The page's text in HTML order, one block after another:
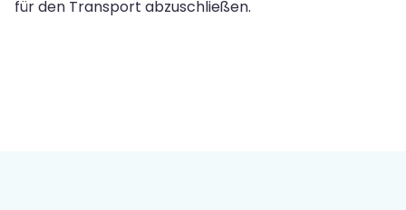
für den Transport abzuschließen.